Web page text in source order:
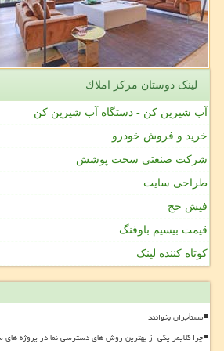
لینک دوستان مركز املاك
آب شیرین کن - دستگاه آب شیرین کن
خرید و فروش خودرو
شرکت صنعتی سخت پوشش
طراحی سایت
فیش حج
قیمت بیسیم باوفنگ
کوتاه کننده لینک
مستأجران بخوانند
چرا کلایمر یکی از بهترین روش های دسترسی نما در پروژه های